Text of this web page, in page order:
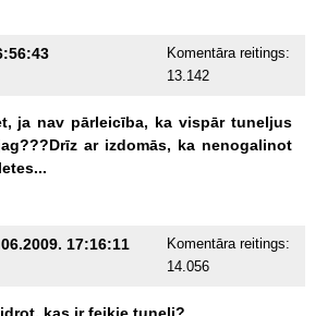
Komentāra reitings:
13.142
ja nav pārleicība, ka vispār tuneljus
ar izdomās, ka nenogalinot
17:16:11
Komentāra reitings:
14.056